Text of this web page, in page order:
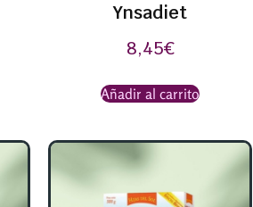
Ynsadiet
8,45€
Añadir al carrito